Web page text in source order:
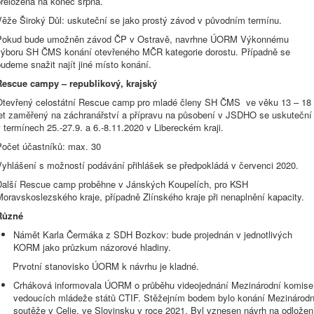
Široký Důl: uskuteční se jako prostý závod v původním termínu.
bude umožněn závod ČP v Ostravě, navrhne ÚORM Výkonnému
SH ČMS konání otevřeného MČR kategorie dorostu. Případně se
snažit najít jiné místo konání.
campy – republikový, krajský
celostátní Rescue camp pro mladé členy SH ČMS ve věku 13 – 18
zaměřený na záchranářství a přípravu na působení v JSDHO se uskuteční
termínech 25.-27.9. a 6.-8.11.2020 v Libereckém kraji.
účastníků: max. 30
s možností podávání přihlášek se předpokládá v červenci 2020.
Rescue camp proběhne v Jánských Koupelích, pro KSH
kraje, případně Zlínského kraje při nenaplnění kapacity.
Námět Karla Čermáka z SDH Bozkov: bude projednán v jednotlivých
KORM jako průzkum názorové hladiny.
Prvotní stanovisko ÚORM k návrhu je kladné.
Crháková informovala ÚORM o průběhu videojednání Mezinárodní komise
vedoucích mládeže států CTIF. Stěžejním bodem bylo konání
soutěže v Celje, ve Slovinsku v roce 2021. Byl vznesen návrh na